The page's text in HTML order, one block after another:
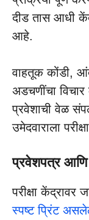
दीड तास आधी
आहे.
वाहतूक कोंडी,
अडचणींचा
प्रवेशाची वेळ
उमेदवाराला
प्रवेशपत्र
परीक्षा केंद्रावर
स्पष्ट प्रिंट